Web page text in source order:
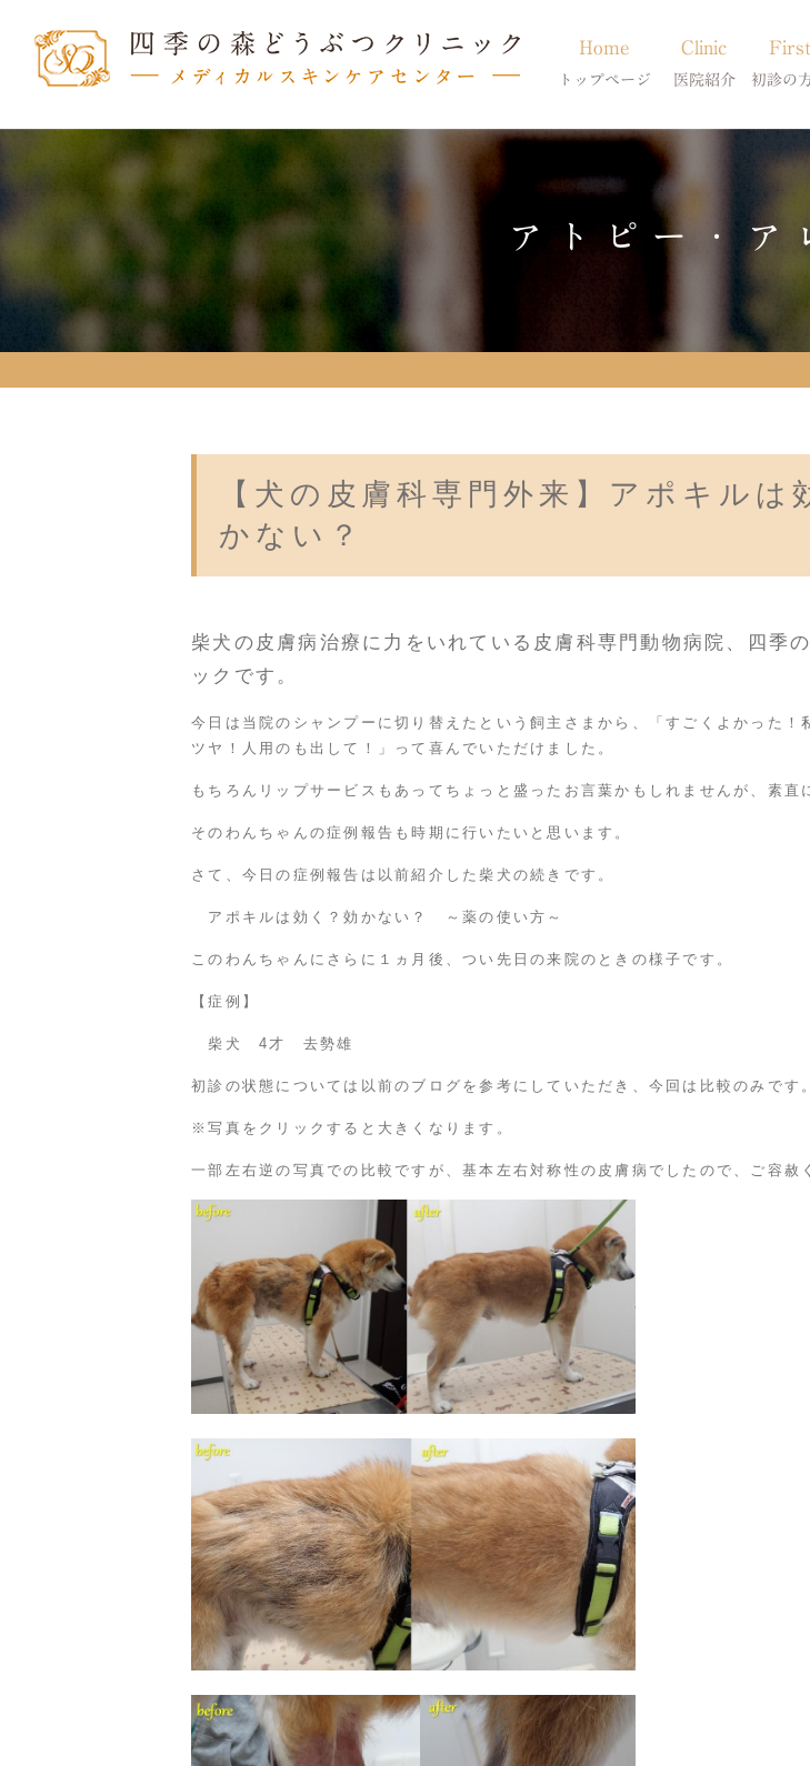
Home
トップページ
Clinic
医院紹介
当院のご紹介
獣医師紹介
First
初診の
初診の方へ ア
膿
脱
ア
アトピー・ア
【犬の皮膚科専門外来】アポキルは
かない？
柴犬の皮膚病治療に力をいれている皮膚科専門動物病院、四季
ックです。
今日は当院のシャンプーに切り替えたという飼主さまから、「すごくよかった！
ツヤ！人用のも出して！」って喜んでいただけました。
もちろんリップサービスもあってちょっと盛ったお言葉かもしれませんが、素直
そのわんちゃんの症例報告も時期に行いたいと思います。
さて、今日の症例報告は以前紹介した柴犬の続きです。
アポキルは効く？効かない？ ～薬の使い方～
このわんちゃんにさらに１ヵ月後、つい先日の来院のときの様子です。
【症例】
柴犬 4才 去勢雄
初診の状態については以前のブログを参考にしていただき、今回は比較のみです。
※写真をクリックすると大きくなります。
一部左右逆の写真での比較ですが、基本左右対称性の皮膚病でしたので、ご容赦